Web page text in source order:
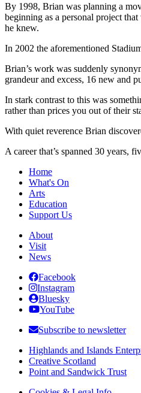
By 1998, Brian was planning a
beginning as a personal project
he knew.
In 2002 the aforementioned
Brian’s work was suddenly
grandeur and excess, 16 new and
In stark contrast to this was
rather than prices you out of their
With quiet reverence Brian
A career that’s spanned 30 years,
Home
What's On
Arts
Education
Support Us
About
Visit
News
Facebook
Instagram
Bluesky
YouTube
Subscribe to newsletter
Highlands and Islands
Creative Scotland
Point and Sandwick Trust